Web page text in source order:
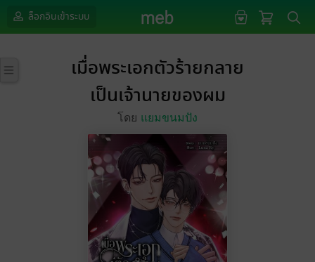
ล็อกอินเข้าระบบ
เมื่อพระเอกตัวร้ายกลาย
เป็นเจ้านายของผม
โดย แยมขนมปัง